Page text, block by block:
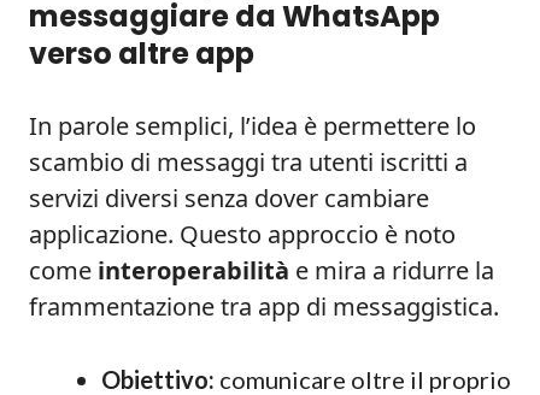
messaggiare da WhatsApp
verso altre app
In parole semplici, l’idea è permettere lo
scambio di messaggi tra utenti iscritti a
servizi diversi senza dover cambiare
applicazione. Questo approccio è noto
come interoperabilità e mira a ridurre la
frammentazione tra app di messaggistica.
Obiettivo: comunicare oltre il proprio